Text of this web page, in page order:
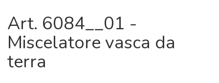
Art. 6084__01 -
Miscelatore vasca da
terra